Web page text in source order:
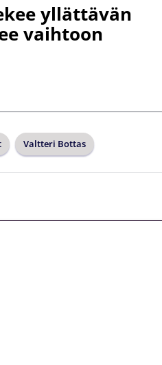
yllättävän
vaihtoon
Valtteri Bottas